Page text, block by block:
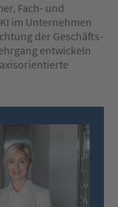
Fach- und
im Unternehmen
der Geschäfts-
entwickeln